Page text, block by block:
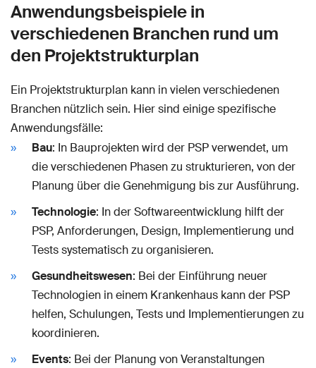
Anwendungsbeispiele in
verschiedenen Branchen rund um
den Projektstrukturplan
Ein Projektstrukturplan kann in vielen verschiedenen
Branchen nützlich sein. Hier sind einige spezifische
Anwendungsfälle:
Bau: In Bauprojekten wird der PSP verwendet, um
die verschiedenen Phasen zu strukturieren, von der
Planung über die Genehmigung bis zur Ausführung.
Technologie: In der Softwareentwicklung hilft der
PSP, Anforderungen, Design, Implementierung und
Tests systematisch zu organisieren.
Gesundheitswesen: Bei der Einführung neuer
Technologien in einem Krankenhaus kann der PSP
helfen, Schulungen, Tests und Implementierungen zu
koordinieren.
Events: Bei der Planung von Veranstaltungen